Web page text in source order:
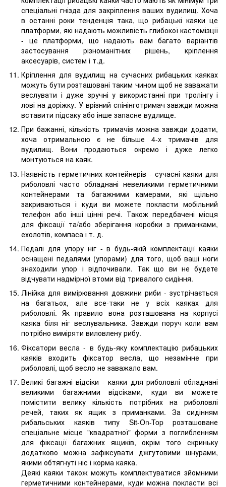
спеціальні гнізда для закріплення ваших вудилищ. Хоча
в останні роки тенденція така, що рибацькі каяки це
платформи, які надають можливість глибокої кастомізції
- це платформи, що надають вам багато варіантів
застосування різноманітних рішень, кріплення
аксесуарів, систем і т.д.
Кріплення для вудилищ на сучасних рибацьких каяках
можуть бути розташовані таким чином щоб не заважати
веслувати і дуже зручні у використанні при тролінгу і
лові на доріжку. У врізний спінінготримач завжди можна
вставити підсаку або інше запасне вудлище.
При бажанні, кількість тримачів можна завжди додати,
хоча отримальною є не більше 4-х тримачів для
вудилищ. Вони продаються окремо і дуже легко
монтуються на каяк.
Наявність герметичних контейнерів - сучасні каяки для
риболовлі часто обладнані невеликими герметичними
контейнерами та багажними камерами, які щільно
закриваються і куди ви можете покласти мобільний
телефон або інші цінні речі. Також передбачені місця
для фіксації та/або зберігання коробки з приманками,
ехолотів, компаса і т. д.
Педалі для упору ніг - в будь-якій комплектації каяки
оснащені педалями (упорами) для того, щоб ваші ноги
знаходили упор і відпочивали. Так що ви не будете
відчувати надмірної втоми від тривалого сидіння.
Лінійка для вимірювання довжини риби - зустрічається
на багатьох, але все-таки не у всіх каяках для
риболовлі. Як правило вона розташована на корпусі
каяка біля ніг веслувальника. Завжди поруч коли вам
потрібно виміряти виловлену рибу.
Фіксатори весла - в будь-яку комплектацію рибацьких
каяків входить фіксатор весла, що незамінне при
риболовлі, щоб весло не заважало вам.
Великі багажні відсіки - каяки для риболовлі обладнані
великими багажними відсіками, куди ви можете
помістити велику кількість потрібних на риболовлі
речей, таких як ящик з приманками. За сидінням
рибальських каяків типу Sit-On-Top розташоване
спеціальне місце "квадратної" форми з поглибленням
для фіксації багажних ящиків, окрім того скриньку
додатково можна зафіксувати джгутовими шнурами,
якими обтягнуті ніс і корма каяка.
Деякі каяки також можуть комплектуватися зйомними
герметичними контейнерами, куди можна покласти всі